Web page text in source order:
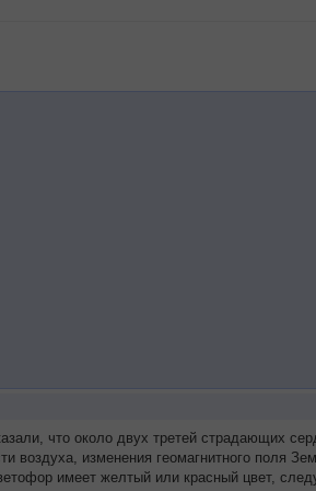
что около двух третей страдающих
воздуха, изменения геомагнитного поля
имеет желтый или красный цвет,